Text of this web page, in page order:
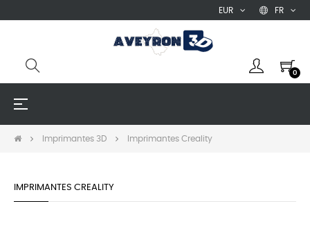
FR
EUR
0
Basculer
☰
Imprimantes 3D Imprimantes Creality
IMPRIMANTES CREALITY